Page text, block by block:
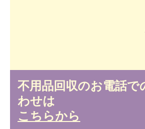
不用品回収のお電話で
わせは
こちらから